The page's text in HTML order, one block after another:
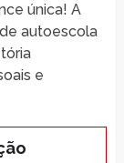
única! A
autoescola
e